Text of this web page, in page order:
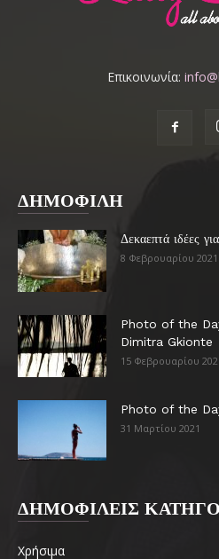
Επικοινωνία:
ΔΗΜΟΦΙΛΗ
Δεκαεπτά ιδέες
8 Φεβρουαρίου 2021
Photo of the
Dimitra Gkionte
15 Φεβρουαρίου
Photo of the
31 Μαρτίου 2021
ΔΗΜΟΦΙΛΕΙΣ
Χρήσιμα